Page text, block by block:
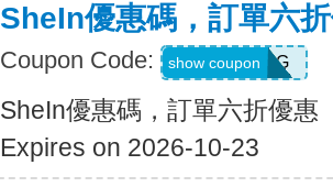
SheIn優惠碼，訂單六
Coupon Code: T5K539G
show coupon
SheIn優惠碼，訂單六折優惠
Expires on 2026-10-23